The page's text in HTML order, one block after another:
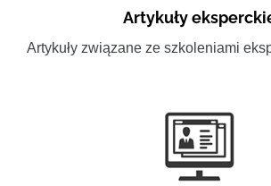
Artykuły
Artykuły związane ze szkoleniami